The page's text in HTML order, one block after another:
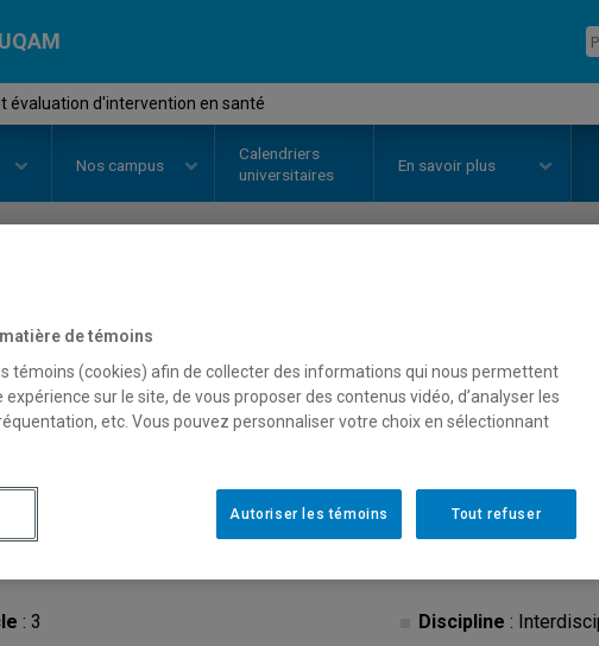
évaluation d'intervention en santé
Nos campus
Calendriers
universitaires
En savoir plus
Implantation et
d'intervention en santé
Horaire - Automne
: 3
Discipline :
de témoins
témoins (cookies) afin de collecter des informations qui nous permettent
expérience sur le site, de vous proposer des contenus vidéo, d’analyser les
etc. Vous pouvez personnaliser votre choix en sélectionnant
Tout refuser
Autoriser les témoins